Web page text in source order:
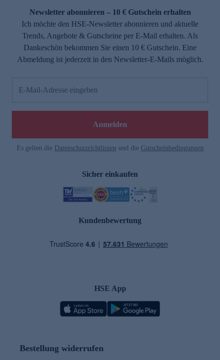
Newsletter abonnieren – 10 € Gutschein erhalten
Ich möchte den HSE-Newsletter abonnieren und aktuelle
Trends, Angebote & Gutscheine per E-Mail erhalten. Als
Dankeschön bekommen Sie einen 10 € Gutschein. Eine
Abmeldung ist jederzeit in den Newsletter-E-Mails möglich.
E-Mail-Adresse eingeben
Anmelden
Es gelten die Datenschutzrichtlinien und die Gutscheinbedingungen
Sicher einkaufen
Kundenbewertung
HSE App
Bestellung widerrufen